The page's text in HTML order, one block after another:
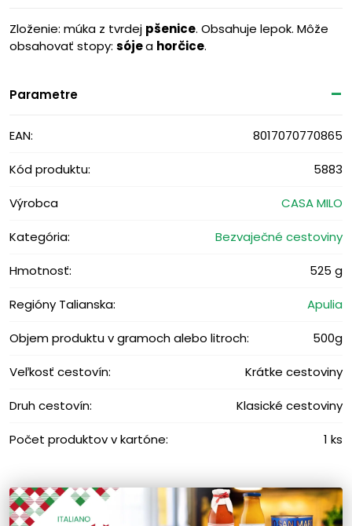
Zloženie: múka z tvrdej pšenice. Obsahuje lepok. Môže
obsahovať stopy: sójea horčice.
Parametre
EAN: 8017070770865
Kód produktu: 5883
Výrobca CASA MILO
Kategória: Bezvaječné cestoviny
Hmotnosť: 525 g
Regióny Talianska: Apulia
Objem produktu v gramoch alebo litroch: 500g
Veľkosť cestovín: Krátke cestoviny
Druh cestovín: Klasické cestoviny
Počet produktov v kartóne: 1 ks